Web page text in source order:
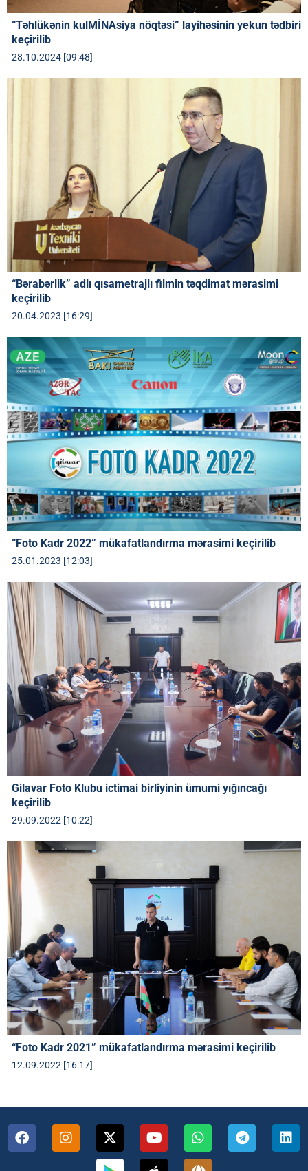
“Təhlükənin kulMİNAsiya nöqtəsi” layihəsinin yekun tədbiri
keçirilib
28.10.2024 [09:48]
“Bərabərlik” adlı qısametrajlı filmin təqdimat mərasimi
keçirilib
20.04.2023 [16:29]
“Foto Kadr 2022” mükafatlandırma mərasimi keçirilib
25.01.2023 [12:03]
Gilavar Foto Klubu ictimai birliyinin ümumi yığıncağı
keçirilib
29.09.2022 [10:22]
“Foto Kadr 2021” mükafatlandırma mərasimi keçirilib
12.09.2022 [16:17]